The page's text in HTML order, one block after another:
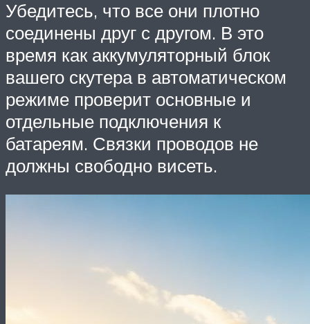
Убедитесь, что все они плотно
соединены друг с другом. В это
время как аккумуляторный блок
вашего скутера в автоматическом
режиме проверит основные и
отдельные подключения к
батареям. Связки проводов не
должны свободно висеть.